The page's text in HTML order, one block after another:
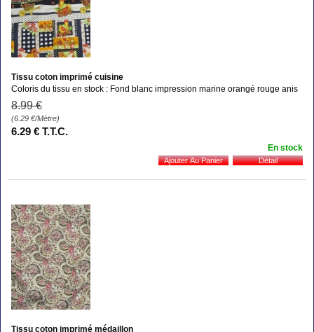
Tissu coton imprimé cuisine
Coloris du tissu en stock : Fond blanc impression marine orangé rouge anis
8.99 €
(6.29 €/Mètre)
6.29 € T.T.C.
En stock
Tissu coton imprimé médaillon